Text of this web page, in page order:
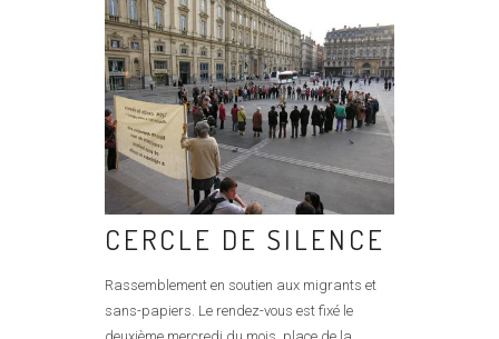
CERCLE DE SILENCE
Rassemblement en soutien aux migrants et
sans-papiers. Le rendez-vous est fixé le